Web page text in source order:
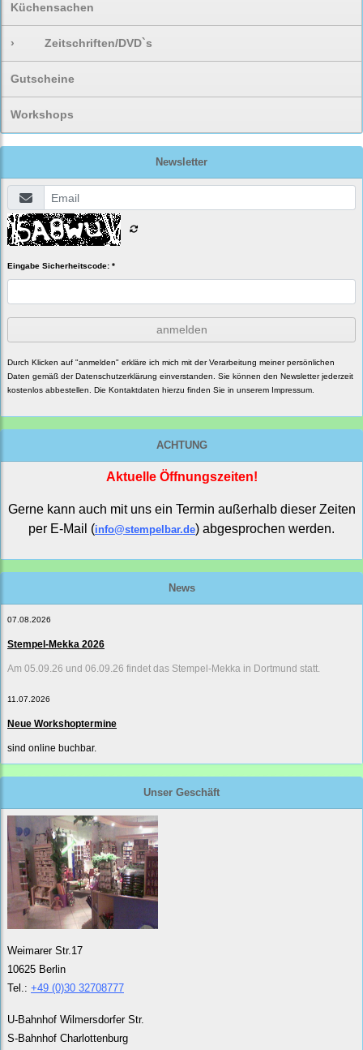
Küchensachen
› Zeitschriften/DVD`s
Gutscheine
Workshops
Newsletter
Eingabe Sicherheitscode: *
anmelden
Durch Klicken auf "anmelden" erkläre ich mich mit der Verarbeitung meiner persönlichen
Daten gemäß der Datenschutzerklärung einverstanden. Sie können den Newsletter jederzeit
kostenlos abbestellen. Die Kontaktdaten hierzu finden Sie in unserem Impressum.
ACHTUNG
Aktuelle Öffnungszeiten!
Gerne kann auch mit uns ein Termin außerhalb dieser Zeiten
per E-Mail (info@stempelbar.de) abgesprochen werden.
News
07.08.2026
Stempel-Mekka 2026
Am 05.09.26 und 06.09.26 findet das Stempel-Mekka in Dortmund statt.
11.07.2026
Neue Workshoptermine
sind online buchbar.
Unser Geschäft
Weimarer Str.17
10625 Berlin
Tel.: +49 (0)30 32708777
U-Bahnhof Wilmersdorfer Str.
S-Bahnhof Charlottenburg